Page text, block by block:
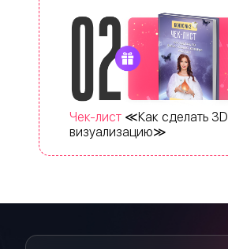
Чек-лист≪Как сделать 3D
визуализацию≫